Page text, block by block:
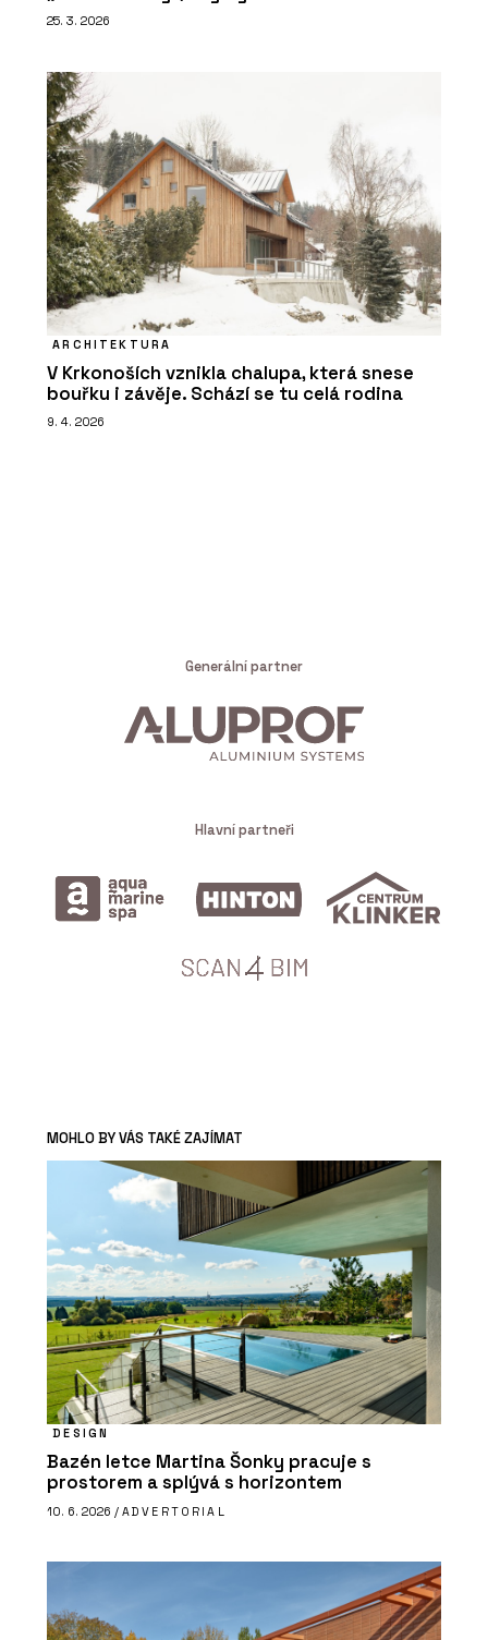
25. 3. 2026
ARCHITEKTURA
V Krkonoších vznikla chalupa, která snese
bouřku i závěje. Schází se tu celá rodina
9. 4. 2026
Generální partner
Hlavní partneři
MOHLO BY VÁS TAKÉ ZAJÍMAT
DESIGN
Bazén letce Martina Šonky pracuje s
prostorem a splývá s horizontem
10. 6. 2026 / ADVERTORIAL